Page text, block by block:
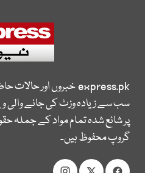
express.pkخبروں اور حالات
سب سے زیادہ وزٹ کی جانے
پر شائع شدہ تمام مواد کے جملہ
گروپ محفوظ ہیں۔